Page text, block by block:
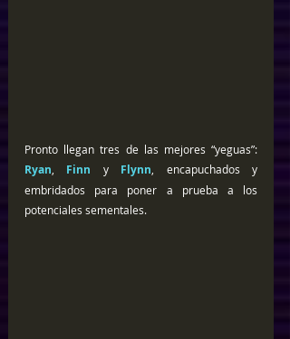
Ryan Finn y Flynn , encapuchados y
embridados para poner a prueba a los
potenciales sementales.